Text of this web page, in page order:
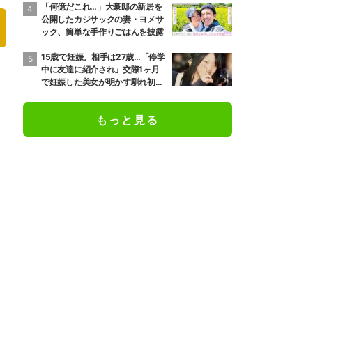
「何億だこれ…」大豪邸の新居を
公開したカジサックの妻・ヨメサ
ック、簡単な手作りごはんを披露
15歳で妊娠。相手は27歳…「停学
中に友達に紹介され」交際1ヶ月
で妊娠した美女が明かす馴れ初め
もっと見る